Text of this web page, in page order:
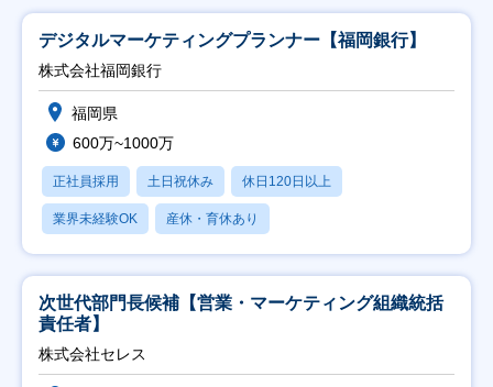
デジタルマーケティングプランナー【福岡銀行】
株式会社福岡銀行
福岡県
600万~1000万
正社員採用 土日祝休み 休日120日以上
業界未経験OK 産休・育休あり
次世代部門長候補【営業・マーケティング組織統括
責任者】
株式会社セレス